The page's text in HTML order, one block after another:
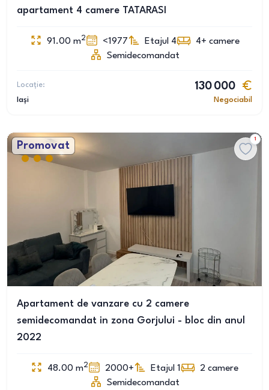
apartament 4 camere TATARASI
91.00 m2 <1977 Etajul 4 4+ camere
Semidecomandat
Locație:
Iași
130 000
Negociabil
Promovat
1
Apartament de vanzare cu 2 camere
semidecomandat in zona Gorjului - bloc din anul
2022
48.00 m2 2000+ Etajul 1 2 camere
Semidecomandat